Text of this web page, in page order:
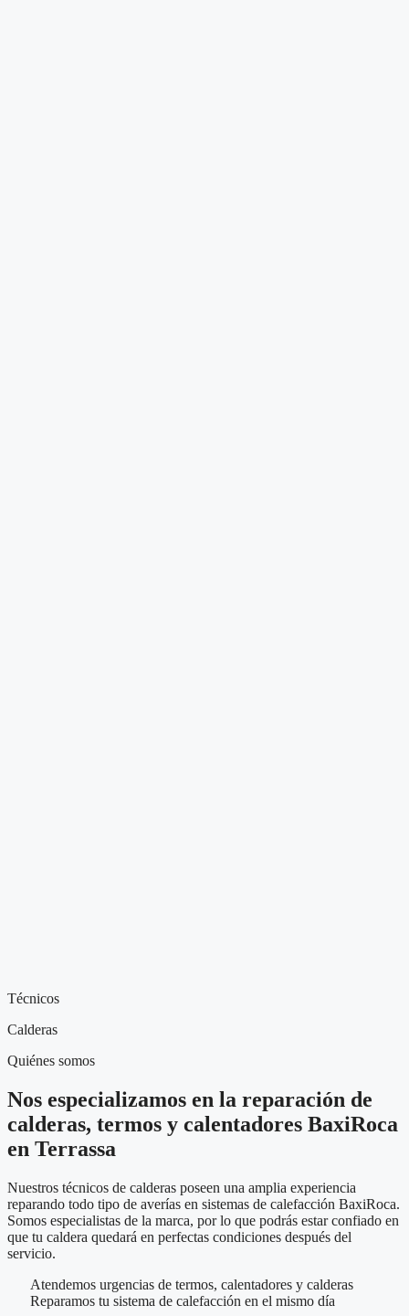
Técnicos
Calderas
Quiénes somos
Nos especializamos en la reparación de
calderas, termos y calentadores BaxiRoca
en Terrassa
Nuestros técnicos de calderas poseen una amplia experiencia
reparando todo tipo de averías en sistemas de calefacción BaxiRoca.
Somos especialistas de la marca, por lo que podrás estar confiado en
que tu caldera quedará en perfectas condiciones después del
servicio.
Atendemos urgencias de termos, calentadores y calderas
Reparamos tu sistema de calefacción en el mismo día